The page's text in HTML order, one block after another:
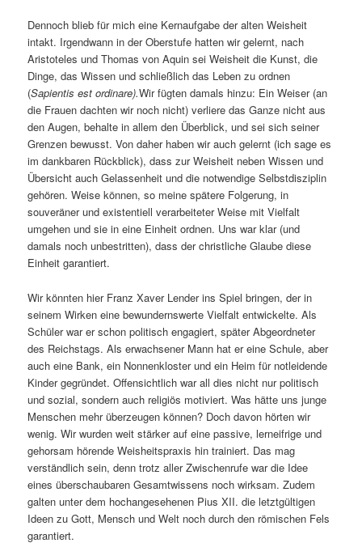
Dennoch blieb für mich eine Kernaufgabe der alten Weisheit
intakt. Irgendwann in der Oberstufe hatten wir gelernt, nach
Aristoteles und Thomas von Aquin sei Weisheit die Kunst, die
Dinge, das Wissen und schließlich das Leben zu ordnen
(Sapientis est ordinare).Wir fügten damals hinzu: Ein Weiser (an
die Frauen dachten wir noch nicht) verliere das Ganze nicht aus
den Augen, behalte in allem den Überblick, und sei sich seiner
Grenzen bewusst. Von daher haben wir auch gelernt (ich sage es
im dankbaren Rückblick), dass zur Weisheit neben Wissen und
Übersicht auch Gelassenheit und die notwendige Selbstdisziplin
gehören. Weise können, so meine spätere Folgerung, in
souveräner und existentiell verarbeiteter Weise mit Vielfalt
umgehen und sie in eine Einheit ordnen. Uns war klar (und
damals noch unbestritten), dass der christliche Glaube diese
Einheit garantiert.
Wir könnten hier Franz Xaver Lender ins Spiel bringen, der in
seinem Wirken eine bewundernswerte Vielfalt entwickelte. Als
Schüler war er schon politisch engagiert, später Abgeordneter
des Reichstags. Als erwachsener Mann hat er eine Schule, aber
auch eine Bank, ein Nonnenkloster und ein Heim für notleidende
Kinder gegründet. Offensichtlich war all dies nicht nur politisch
und sozial, sondern auch religiös motiviert. Was hätte uns junge
Menschen mehr überzeugen können? Doch davon hörten wir
wenig. Wir wurden weit stärker auf eine passive, lerneifrige und
gehorsam hörende Weisheitspraxis hin trainiert. Das mag
verständlich sein, denn trotz aller Zwischenrufe war die Idee
eines überschaubaren Gesamtwissens noch wirksam. Zudem
galten unter dem hochangesehenen Pius XII. die letztgültigen
Ideen zu Gott, Mensch und Welt noch durch den römischen Fels
garantiert.